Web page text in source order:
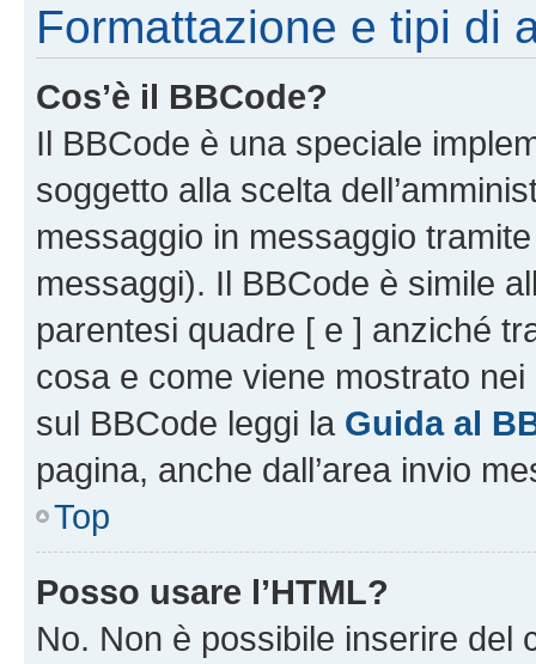
Formattazione e tipi di
Cos’è il BBCode?
Il BBCode è una speciale
soggetto alla scelta
messaggio in messaggio
messaggi). Il BBCode è simile
parentesi quadre [ e ] anziché
cosa e come viene mostrato
sul BBCode leggi la Guida al
pagina, anche dall’area invio
Top
Posso usare l’HTML?
No. Non è possibile inserire del